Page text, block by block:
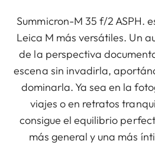
Summicron-M 35 f/2 ASPH.
Leica M más versátiles. Un
de la perspectiva
escena sin invadirla,
dominarla. Ya sea en la
viajes o en retratos
consigue el equilibrio
más general y una más